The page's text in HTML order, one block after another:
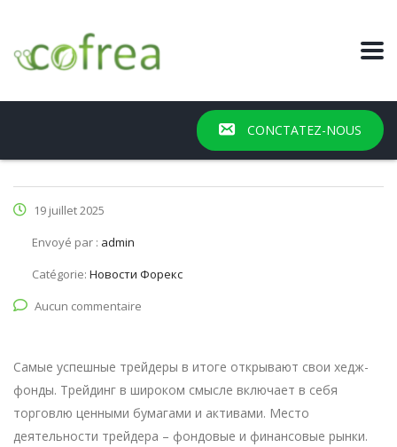
CONCTATEZ-NOUS
19 juillet 2025
Envoyé par : admin
Catégorie: Новости Форекс
Aucun commentaire
Самые успешные трейдеры в итоге открывают свои хедж-
фонды. Трейдинг в широком смысле включает в себя
торговлю ценными бумагами и активами. Место
деятельности трейдера – фондовые и финансовые рынки.